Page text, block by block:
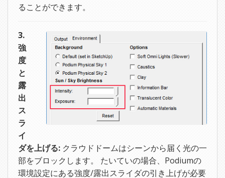
ることができます。
3.
強
度
と
露
出
ス
ラ
イ
ダを上げる: クラウドドームはシーンから届く光の一
部をブロックします。 たいていの場合、Podiumの
環境設定にある強度/露出スライダの引き上げが必要